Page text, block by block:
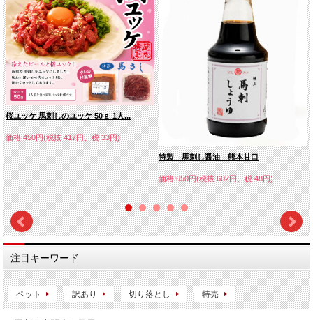
桜ユッケ 馬刺しのユッケ 50ｇ 1人...
価格:450円(税抜 417円、税 33円)
特製 馬刺し醤油 熊本甘口
価格:650円(税抜 602円、税 48円)
注目キーワード
ペット 訳あり 切り落とし 特売